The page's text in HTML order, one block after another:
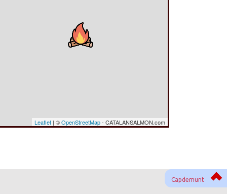
Leaflet | ©OpenStreetMap- CATALANSALMON.com
Capdemunt